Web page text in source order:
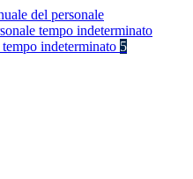
del personale
tempo indeterminato
indeterminato 5